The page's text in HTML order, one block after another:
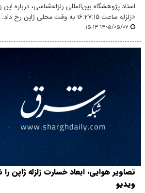
استاد پژوهشگاه بین‌المللی زلزله‌شناسی، درباره
«زلزله ساعت ۱۶:۲۷:۱۵ به وقت محلی ژاپن رخ داد.…
۱۴۰۵/۰۵/۰۷ ۱۵:۱۳
تصاویر هوایی، ابعاد خسارت زلزله ژاپن
ویدیو